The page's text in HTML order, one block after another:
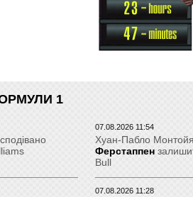
1
07.08.2026 11:54
Хуан-Пабло
Ферстаппен
Bull
07.08.2026 11:28